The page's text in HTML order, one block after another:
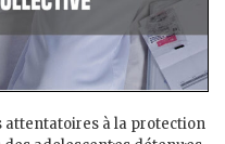
à la protection